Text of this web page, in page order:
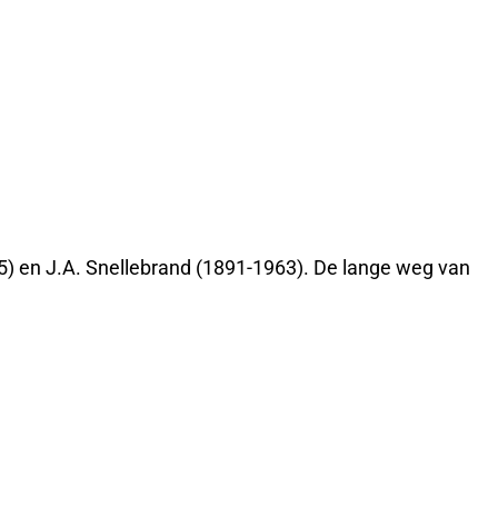
en J.A. Snellebrand (1891-1963). De lange weg van